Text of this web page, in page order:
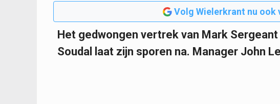
Volg Wielerkrant nu ook
Het gedwongen vertrek van Mark
Soudal laat zijn sporen na. Manager John